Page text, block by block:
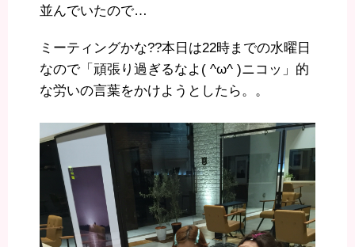
並んでいたので…
ミーティングかな??本日は22時までの水曜日
なので「頑張り過ぎるなよ( ^ω^ )ニコッ」的
な労いの言葉をかけようとしたら。。